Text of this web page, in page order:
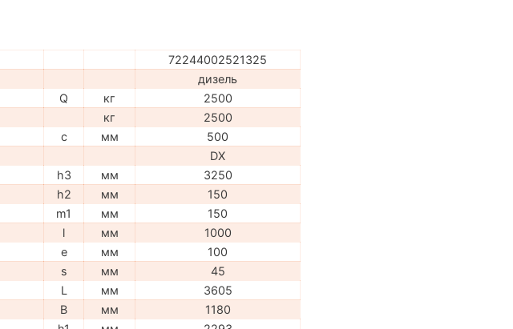
72244002521325
дизель
Q кг
2500
кг
2500
c мм
500
DX
h3 мм
3250
h2 мм
150
m1 мм
150
l мм
1000
e мм
100
s мм
45
L мм
3605
B мм
1180